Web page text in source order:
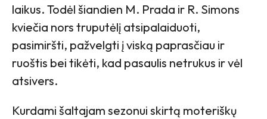
laikus. Todėl šiandien M. Prada ir R. Simons
kviečia nors truputėlį atsipalaiduoti,
pasimiršti, pažvelgti į viską paprasčiau ir
ruoštis bei tikėti, kad pasaulis netrukus ir vėl
atsivers.
Kurdami šaltajam sezonui skirtą moteriškų